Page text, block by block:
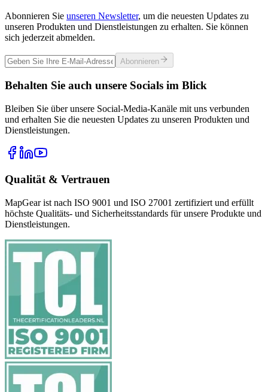
Abonnieren Sie unseren Newsletter, um die neuesten Updates zu
unseren Produkten und Dienstleistungen zu erhalten. Sie können
sich jederzeit abmelden.
Abonnieren
Behalten Sie auch unsere Socials im Blick
Bleiben Sie über unsere Social-Media-Kanäle mit uns verbunden
und erhalten Sie die neuesten Updates zu unseren Produkten und
Dienstleistungen.
Qualität & Vertrauen
MapGear ist nach ISO 9001 und ISO 27001 zertifiziert und erfüllt
höchste Qualitäts- und Sicherheitsstandards für unsere Produkte und
Dienstleistungen.